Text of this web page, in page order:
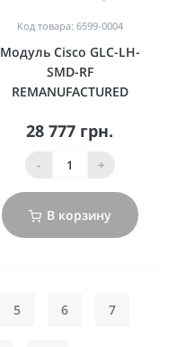
Код товара: 6599-0004
Модуль Cisco GLC-LH-
SMD-RF
REMANUFACTURED
28 777 грн.
- +
В корзину
5 6 7